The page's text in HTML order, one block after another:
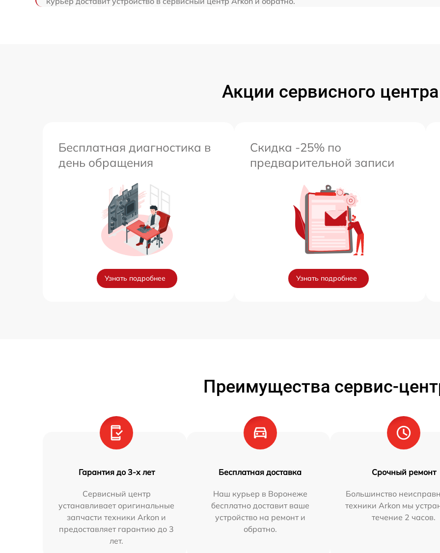
Акции сервисного центра
Бесплатная диагностика в
день обращения
Узнать подробнее
Скидка -25% по
предварительной записи
Узнать подробнее
Преимущества сервис-
Гарантия до 3-х лет
Сервисный центр
устанавливает оригинальные
запчасти техники Arkon и
предоставляет гарантию до 3
лет.
Бесплатная доставка
Наш курьер в Воронеже
бесплатно доставит ваше
устройство на ремонт и
обратно.
Срочный ремонт
Большинство
техники Arkon мы
течение 2 часов.